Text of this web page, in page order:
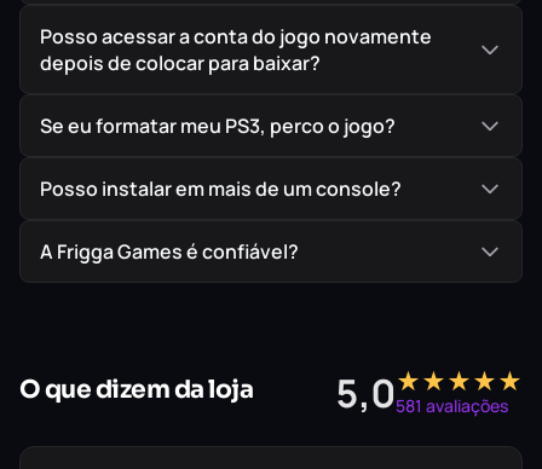
a magia, extraíndo o poder dos Espers. Numa tentativa de
invadir o mundo selado dos Espers, Gestahl encontra
Terra, uma garota filha de uma humana e de um Esper
a cria no seio do Império e a escraviza para lutar em sua
Posso acessar a conta do jogo novamente
depois de colocar para baixar?
Se eu formatar meu PS3, perco o jogo?
Posso instalar em mais de um console?
A Frigga Games é confiável?
O que dizem da loja 5,0★★★★★
581 avaliações